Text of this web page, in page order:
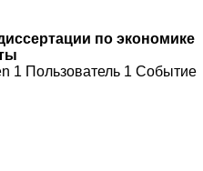
по экономике
1 Пользователь 1 Событие